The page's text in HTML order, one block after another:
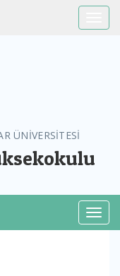
ÜNİVERSİTESİ